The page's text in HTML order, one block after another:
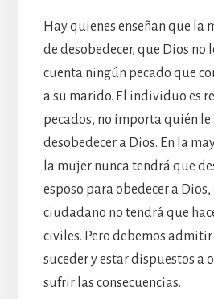
Hay quienes enseñan que la
de desobedecer, que Dios no
cuenta ningún pecado que
a su marido. El individuo es
pecados, no importa quién
desobedecer a Dios. En la
la mujer nunca tendrá que
esposo para obedecer a Dios,
ciudadano no tendrá que
civiles. Pero debemos
suceder y estar dispuestos a
sufrir las consecuencias.